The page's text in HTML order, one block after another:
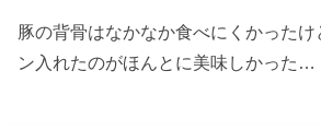
豚の背骨はなかなか食べにくかったけ
ン入れたのがほんとに美味しかった…